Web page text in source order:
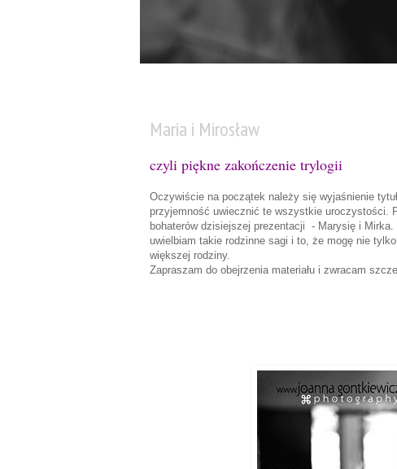
Maria i Mirosław
czyli piękne zakończenie trylogii
Oczywiście na początek należy się wyjaśnienie
przyjemność uwiecznić te wszystkie uroczystości.
bohaterów dzisiejszej prezentacji - Marysię i
uwielbiam takie rodzinne sagi i to, że mogę nie
większej rodziny.
Zapraszam do obejrzenia materiału i zwracam